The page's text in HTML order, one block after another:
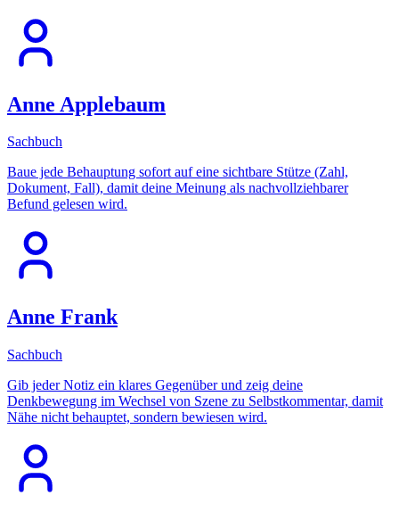
Anne Applebaum
Sachbuch
Baue jede Behauptung sofort auf eine sichtbare Stütze (Zahl,
Dokument, Fall), damit deine Meinung als nachvollziehbarer
Befund gelesen wird.
Anne Frank
Sachbuch
Gib jeder Notiz ein klares Gegenüber und zeig deine
Denkbewegung im Wechsel von Szene zu Selbstkommentar, damit
Nähe nicht behauptet, sondern bewiesen wird.